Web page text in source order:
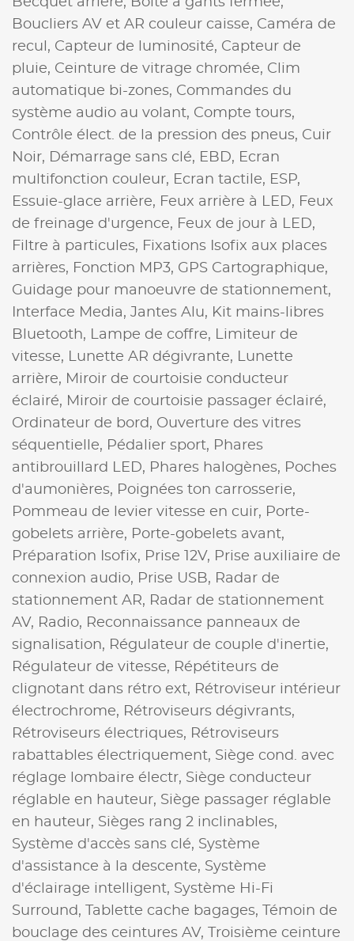
Boucliers AV et AR couleur caisse, Caméra de
recul, Capteur de luminosité, Capteur de
pluie, Ceinture de vitrage chromée, Clim
automatique bi-zones, Commandes du
système audio au volant, Compte tours,
Contrôle élect. de la pression des pneus, Cuir
Noir,
Démarrage sans clé, EBD, Ecran
multifonction couleur, Ecran tactile, ESP,
Essuie-glace arrière, Feux arrière à LED, Feux
de freinage d'urgence, Feux de jour à LED,
Filtre à particules, Fixations Isofix aux places
arrières, Fonction MP3, GPS Cartographique,
Guidage pour manoeuvre de stationnement,
Interface Media, Jantes Alu, Kit mains-libres
Bluetooth,
Lampe de coffre,
Limiteur de
vitesse,
Lunette AR dégivrante,
Lunette
arrière, Miroir de courtoisie conducteur
éclairé, Miroir de courtoisie passager éclairé,
Ordinateur de bord, Ouverture des vitres
séquentielle, Pédalier sport, Phares
antibrouillard LED, Phares halogènes, Poches
d'aumonières, Poignées ton carrosserie,
Pommeau de levier vitesse en cuir, Porte-
gobelets arrière, Porte-gobelets avant,
Préparation Isofix, Prise 12V, Prise auxiliaire de
connexion audio, Prise USB, Radar de
stationnement AR, Radar de stationnement
AV, Radio, Reconnaissance panneaux de
signalisation, Régulateur de couple d'inertie,
Régulateur de vitesse, Répétiteurs de
clignotant dans rétro ext, Rétroviseur intérieur
électrochrome, Rétroviseurs dégivrants,
Rétroviseurs électriques, Rétroviseurs
rabattables électriquement, Siège cond. avec
réglage lombaire électr, Siège conducteur
réglable en hauteur, Siège passager réglable
en hauteur, Sièges rang 2 inclinables,
Système d'accès sans clé, Système
d'assistance à la descente, Système
d'éclairage intelligent, Système Hi-Fi
Surround,
Tablette cache bagages,
Témoin de
bouclage des ceintures AV,
Troisième ceinture